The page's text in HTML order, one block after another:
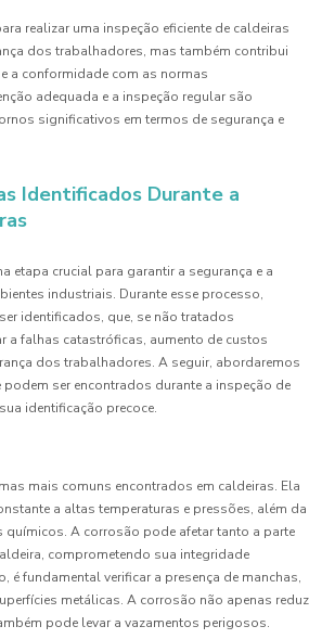
realizar uma inspeção eficiente de caldeiras
dos trabalhadores, mas também contribui
a conformidade com as normas
adequada e a inspeção regular são
significativos em termos de segurança e
Identificados Durante a
etapa crucial para garantir a segurança e a
industriais. Durante esse processo,
identificados, que, se não tratados
a falhas catastróficas, aumento de custos
dos trabalhadores. A seguir, abordaremos
ser encontrados durante a inspeção de
identificação precoce.
mais comuns encontrados em caldeiras. Ela
a altas temperaturas e pressões, além da
químicos. A corrosão pode afetar tanto a parte
comprometendo sua integridade
é fundamental verificar a presença de manchas,
metálicas. A corrosão não apenas reduz
pode levar a vazamentos perigosos.